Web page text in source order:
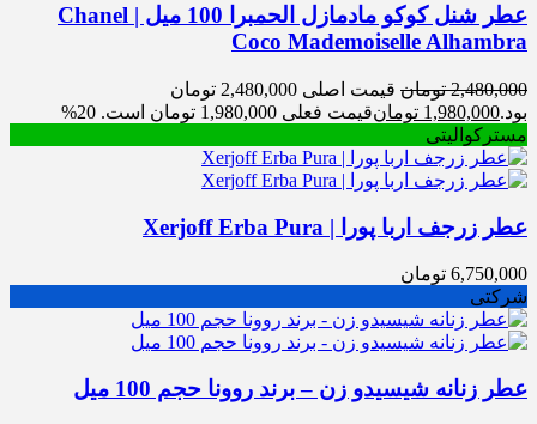
عطر شنل کوکو مادمازل الحمبرا 100 میل | Chanel
Coco Mademoiselle Alhambra
2,480,000 تومان
قیمت اصلی 2,480,000 تومان
بود.1,980,000 تومانقیمت فعلی 1,980,000 تومان است.
20%
مسترکوالیتی
عطر زرجف اربا پورا | Xerjoff Erba Pura
6,750,000 تومان
شرکتی
عطر زنانه شیسیدو زن – برند روونا حجم 100 میل